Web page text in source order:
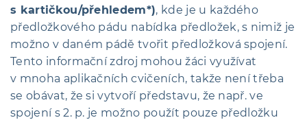
s kartičkou/přehledem*), kde je u každého
předložkového pádu nabídka předložek, s nimiž je
možno v daném pádě tvořit předložková spojení.
Tento informační zdroj mohou žáci využívat
v mnoha aplikačních cvičeních, takže není třeba
se obávat, že si vytvoří představu, že např. ve
spojení s 2. p. je možno použít pouze předložku